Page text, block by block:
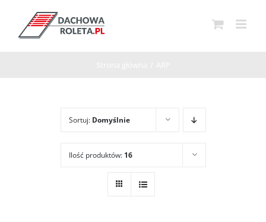
zawartości
Sortuj: Domyślnie
Ilość produktów: 16